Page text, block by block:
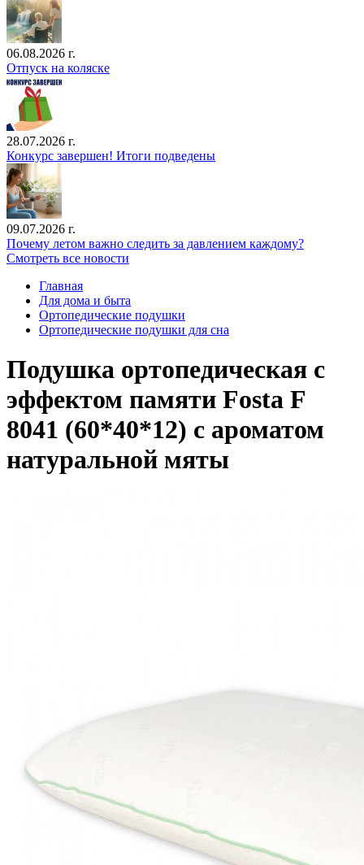
06.08.2026 г.
Отпуск на коляске
28.07.2026 г.
Конкурс завершен! Итоги подведены
09.07.2026 г.
Почему летом важно следить за давлением каждому?
Смотреть все новости
Главная
Для дома и быта
Ортопедические подушки
Ортопедические подушки для сна
Подушка ортопедическая с
эффектом памяти Fosta F
8041 (60*40*12) с ароматом
натуральной мяты